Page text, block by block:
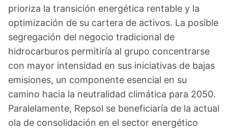
prioriza la transición energética rentable y la
optimización de su cartera de activos. La posible
segregación del negocio tradicional de
hidrocarburos permitiría al grupo concentrarse
con mayor intensidad en sus iniciativas de bajas
emisiones, un componente esencial en su
camino hacia la neutralidad climática para 2050.
Paralelamente, Repsol se beneficiaría de la actual
ola de consolidación en el sector energético